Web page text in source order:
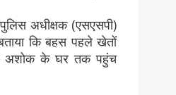
अधीक्षक (एसएसपी)
कि बहस पहले खेतों
अशोक के घर तक पहुंच